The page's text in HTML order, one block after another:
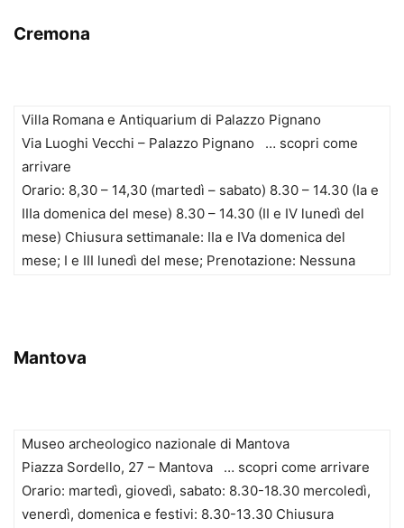
Cremona
Villa Romana e Antiquarium di Palazzo Pignano
Via Luoghi Vecchi – Palazzo Pignano … scopri come
arrivare
Orario: 8,30 – 14,30 (martedì – sabato) 8.30 – 14.30 (Ia e
IIIa domenica del mese) 8.30 – 14.30 (II e IV lunedì del
mese) Chiusura settimanale: IIa e IVa domenica del
mese; I e III lunedì del mese; Prenotazione: Nessuna
Mantova
Museo archeologico nazionale di Mantova
Piazza Sordello, 27 – Mantova … scopri come arrivare
Orario: martedì, giovedì, sabato: 8.30-18.30 mercoledì,
venerdì, domenica e festivi: 8.30-13.30 Chiusura